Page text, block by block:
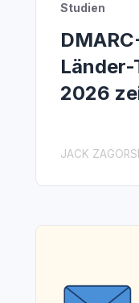
Studien
Länder-
2026
JACK